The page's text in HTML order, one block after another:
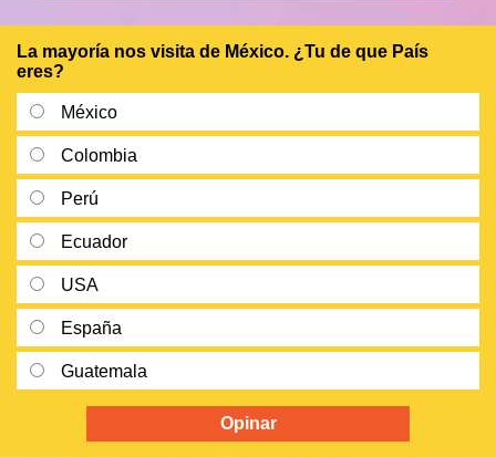
La mayoría nos visita de México. ¿Tu de que País
eres?
México
Colombia
Perú
Ecuador
USA
España
Guatemala